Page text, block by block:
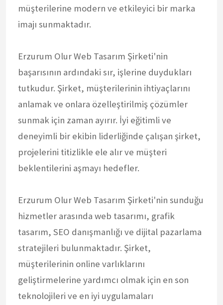
müşterilerine modern ve etkileyici bir marka
imajı sunmaktadır.
Erzurum Olur Web Tasarım Şirketi'nin
başarısının ardındaki sır, işlerine duydukları
tutkudur. Şirket, müşterilerinin ihtiyaçlarını
anlamak ve onlara özelleştirilmiş çözümler
sunmak için zaman ayırır. İyi eğitimli ve
deneyimli bir ekibin liderliğinde çalışan şirket,
projelerini titizlikle ele alır ve müşteri
beklentilerini aşmayı hedefler.
Erzurum Olur Web Tasarım Şirketi'nin sunduğu
hizmetler arasında web tasarımı, grafik
tasarım, SEO danışmanlığı ve dijital pazarlama
stratejileri bulunmaktadır. Şirket,
müşterilerinin online varlıklarını
geliştirmelerine yardımcı olmak için en son
teknolojileri ve en iyi uygulamaları